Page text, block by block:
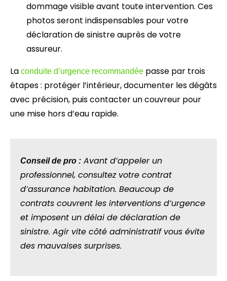
dommage visible avant toute intervention. Ces
photos seront indispensables pour votre
déclaration de sinistre auprès de votre
assureur.
La conduite d’urgence recommandée passe par trois
étapes : protéger l’intérieur, documenter les dégâts
avec précision, puis contacter un couvreur pour
une mise hors d’eau rapide.
Conseil de pro : Avant d’appeler un
professionnel, consultez votre contrat
d’assurance habitation. Beaucoup de
contrats couvrent les interventions d’urgence
et imposent un délai de déclaration de
sinistre. Agir vite côté administratif vous évite
des mauvaises surprises.